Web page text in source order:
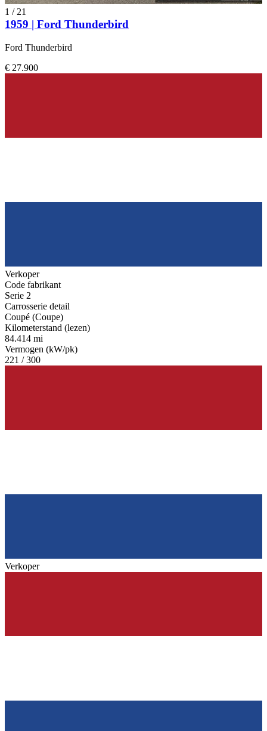
1 / 21
1959 | Ford Thunderbird
Ford Thunderbird
€ 27.900
Verkoper
Code fabrikant
Serie 2
Carrosserie detail
Coupé (Coupe)
Kilometerstand (lezen)
84.414 mi
Vermogen (kW/pk)
221 / 300
Verkoper